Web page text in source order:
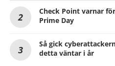
Check Point varnar
Prime Day
Så gick
detta väntar i år